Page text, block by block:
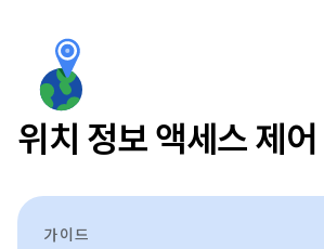
위치 정보 액세스 제어
가이드